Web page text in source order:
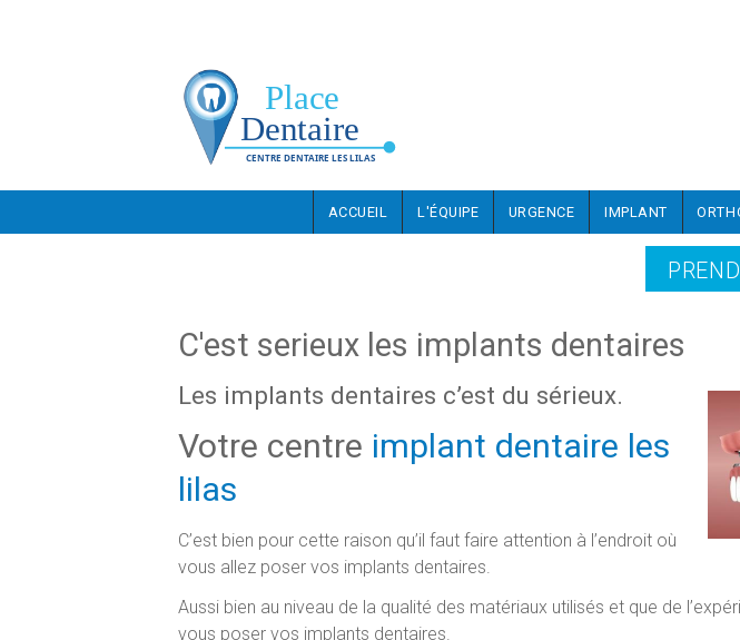
ACCUEIL L'ÉQUIPE URGENCE IMPLANT
C'est serieux les implants dentaires
Les implants dentaires c’est du sérieux.
Votre centre implant dentaire les
lilas
C’est bien pour cette raison qu’il faut faire attention à l’endroit où
vous allez poser vos implants dentaires.
Aussi bien au niveau de la qualité des matériaux utilisés et que de
vous poser vos implants dentaires.